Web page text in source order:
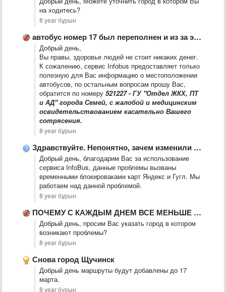
на ходитесь?
8 year бұрын
автобус номер 17 был переполнен и из за этого у …
Добрый день,
Вы правы, здоровье людей не стоит никаких денег.
К сожалению, сервис Infobus предоставляет только
полезную для Вас информацию о местоположении
автобусов, по остальным вопросам прошу Вас,
обратится по номеру 521227 - ГУ "Отдел ЖКХ, ПТ
и АД" города Семей, с жалобой и медицинским
освидетельствованием касательно Вашего
сотрясения.
8 year бұрын
Здравствуйте. Непонятно, зачем изменили интерфейс сайта.
Добрый день, благодарим Вас за использование
сервиса InfoBus, данные проблемы вызваны
временными блокироваками карт Яндекс и Гугл. Мы
работаем над данной проблемой.
8 year бұрын
ПОЧЕМУ С КАЖДЫМ ДНЕМ ВСЕ МЕНЬШЕ И МЕНЬШЕ СТАНОВИТЬСЯ МАРШРУТ …
Добрый день, просим Вас указать город в котором
возникают проблемы?
8 year бұрын
Снова город Щучинск
Добрый день маршруты будут добавлены до 17
марта.
8 year бұрын